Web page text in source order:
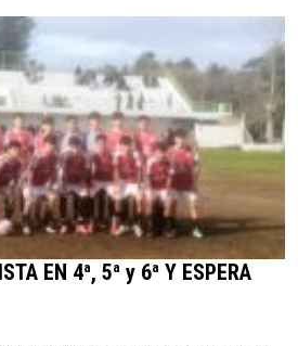
EN 4ª, 5ª y 6ª Y ESPERA